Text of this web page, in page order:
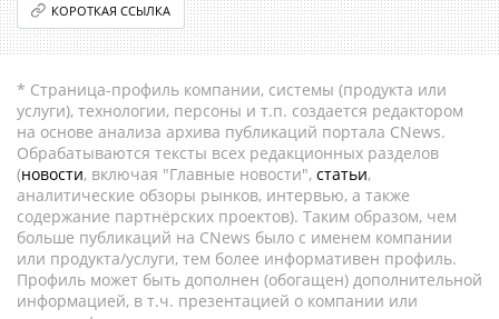
КОРОТКАЯ ССЫЛКА
* Страница-профиль компании, системы (продукта или
услуги), технологии, персоны и т.п. создается редактором
на основе анализа архива публикаций портала CNews.
Обрабатываются тексты всех редакционных разделов
(новости, включая "Главные новости", статьи,
аналитические обзоры рынков, интервью, а также
содержание партнёрских проектов). Таким образом, чем
больше публикаций на CNews было с именем компании
или продукта/услуги, тем более информативен профиль.
Профиль может быть дополнен (обогащен) дополнительной
информацией, в т.ч. презентацией о компании или